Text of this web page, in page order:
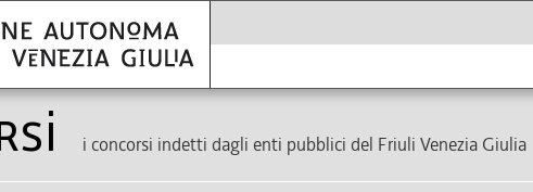
i concorsi indetti dagli enti pubblici del Friuli Venezia Giulia